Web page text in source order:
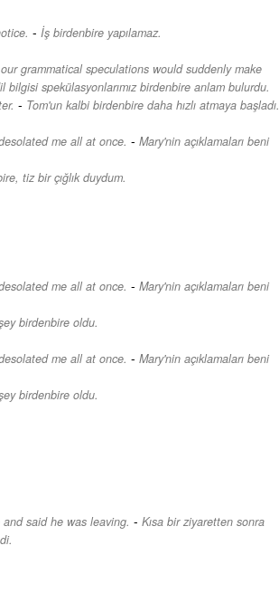
- İş birdenbire yapılamaz.
grammatical speculations would suddenly make
spekülasyonlarımız birdenbire anlam bulurdu.
- Tom'un kalbi birdenbire daha hızlı atmaya başladı.
me all at once. - Mary'nin açıklamaları beni
tiz bir çığlık duydum.
me all at once. - Mary'nin açıklamaları beni
birdenbire oldu.
me all at once. - Mary'nin açıklamaları beni
birdenbire oldu.
said he was leaving. - Kısa bir ziyaretten sonra